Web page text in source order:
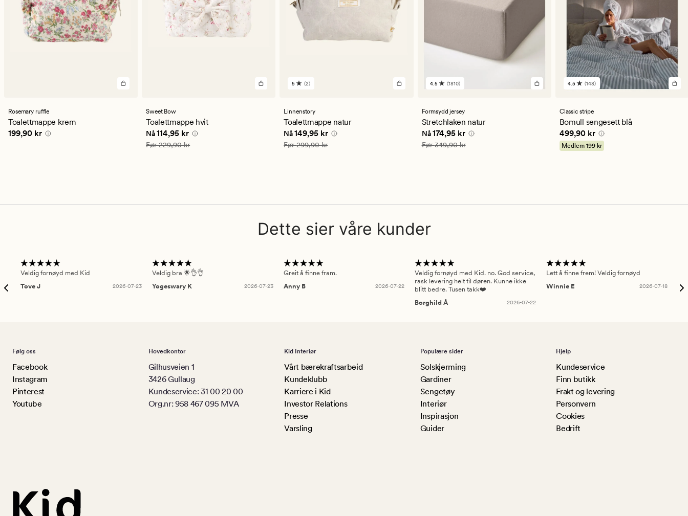
Rosemary ruffle
Toalettmappe krem
Pris 199,90 kr
199,90 kr
Sweet Bow
Toalettmappe hvit
Nåværende pris
Nå114,95 kr
Vanlig pris 229,90 kr
Før229,90 kr
2
en
gjennomsnittlig
vurdering
på
5
5 (2)
Linnenstory
Toalettmappe natur
Nåværende pris
Nå 149,95 kr
Vanlig pris 299,90 kr
Før299,90 kr
1810
en
gjennomsnittlig
vurdering
på
4.5
4.5 (1810)
Formsydd jersey
Stretchlaken natur
Nåværende pris
Nå 174,95 kr
Vanlig pris 349,90 kr
Før349,90 kr
148
en
gjennomsnittlig
vurdering
på
4.5
4.5 (148)
Classic stripe
Bomull sengesett blå
Pris 499,90 kr
499,90 kr
Medlem 199 kr
Dette sier våre kunder
Veldig fornøyd med Kid
Tove J
2026-07-23
Veldig bra 🌟👌👌
Yogeswary K
2026-07-23
Greit å finne fram.
Anny B
2026-07-22
Veldig fornøyd med Kid. no. God service,
rask levering helt til døren. Kunne ikke
blitt bedre. Tusen takk❤️
Borghild Å
2026-07-22
Lett å finne frem! Veldig fornøyd
Winnie E
2026-07-18
Følg oss
Facebook
Instagram
Pinterest
Youtube
Hovedkontor
Gilhusveien 1
3426 Gullaug
Kundeservice: 31 00 20 00
Org.nr: 958 467 095 MVA
Kid Interiør
Vårt bærekraftsarbeid
Kundeklubb
Karriere i Kid
Investor Relations
Presse
Varsling
Populære sider
Solskjerming
Gardiner
Sengetøy
Interiør
Inspirasjon
Guider
Hjelp
Kundeservice
Finn butikk
Frakt og levering
Personvern
Cookies
Bedrift